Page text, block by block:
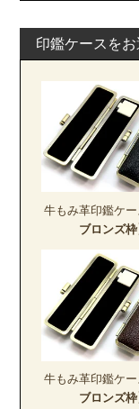
印鑑ケースをお
牛もみ革印鑑ケー
ブロンズ枠
牛もみ革印鑑ケー
ブロンズ枠